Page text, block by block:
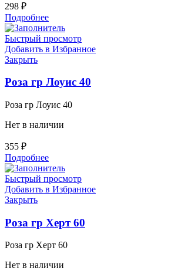
298 ₽
Подробнее
Быстрый просмотр
Добавить в Избранное
Закрыть
Роза гр Лоуис 40
Роза гр Лоуис 40
Нет в наличии
355 ₽
Подробнее
Быстрый просмотр
Добавить в Избранное
Закрыть
Роза гр Херт 60
Роза гр Херт 60
Нет в наличии